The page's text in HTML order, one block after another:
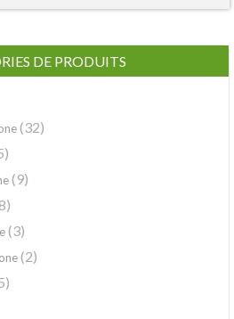
DE PRODUITS
(32)
(9)
(3)
(2)